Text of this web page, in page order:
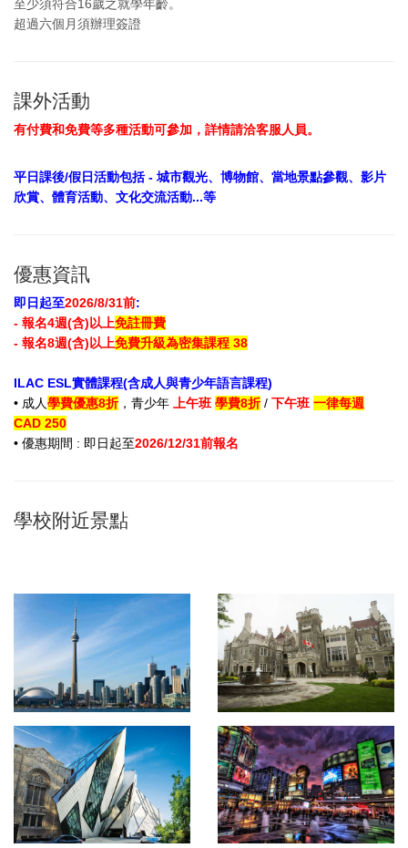
至少須符合16歲之就學年齡。
超過六個月須辦理簽證
課外活動
有付費和免費等多種活動可參加，詳情請洽客服人員。
平日課後/假日活動包括 - 城市觀光、博物館、當地景點參觀、影片
欣賞、體育活動、文化交流活動...等
優惠資訊
即日起至2026/8/31前:
- 報名4週(含)以上免註冊費
- 報名8週(含)以上免費升級為密集課程 38
ILAC ESL實體課程(含成人與青少年語言課程)
• 成人學費優惠8折，青少年 上午班 學費8折/ 下午班 一律每週
CAD 250
• 優惠期間 : 即日起至2026/12/31前報名
學校附近景點